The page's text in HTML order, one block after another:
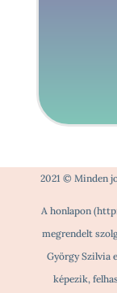
2021 © Minden
A honlapon
megrendelt
György Szilvia
képezik,